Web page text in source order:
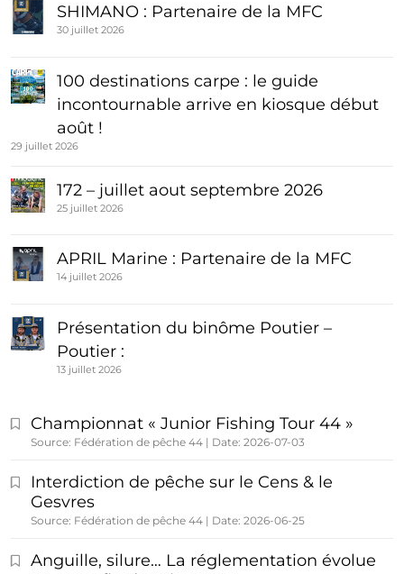
SHIMANO : Partenaire de la MFC
30 juillet 2026
100 destinations carpe : le guide
incontournable arrive en kiosque début
août !
29 juillet 2026
172 – juillet aout septembre 2026
25 juillet 2026
APRIL Marine : Partenaire de la MFC
14 juillet 2026
Présentation du binôme Poutier –
Poutier :
13 juillet 2026
Championnat « Junior Fishing Tour 44 »
Source: Fédération de pêche 44 Date: 2026-07-03
Interdiction de pêche sur le Cens & le
Gesvres
Source: Fédération de pêche 44 Date: 2026-06-25
Anguille, silure… La réglementation évolue